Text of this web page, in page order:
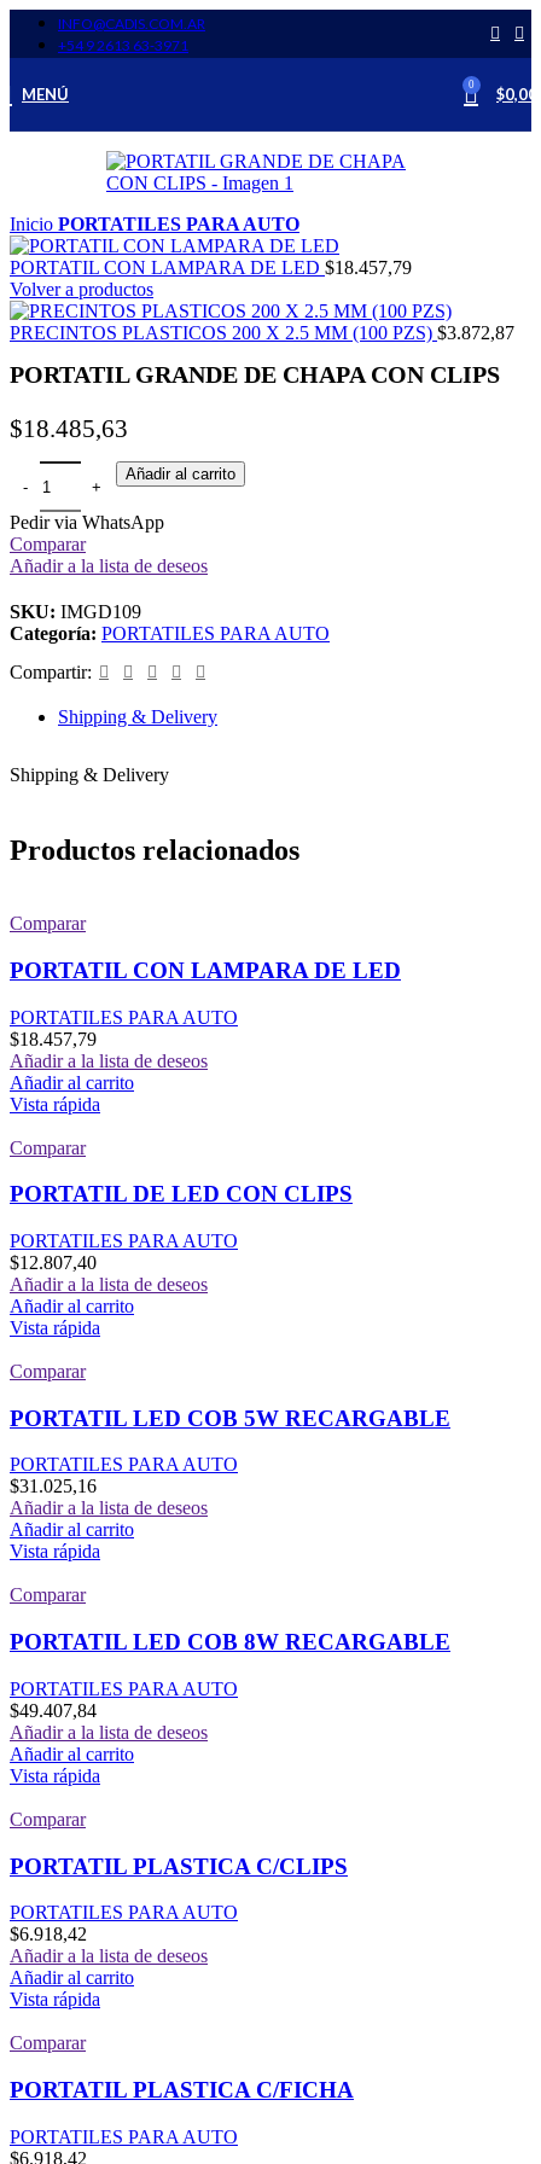
INFO@CADIS.COM.AR
‪+54 9 2613 63‑3971‬
MENÚ 0 $0,00
Inicio PORTATILES PARA AUTO
PORTATIL CON LAMPARA DE LED $18.457,79
Volver a productos
PRECINTOS PLASTICOS 200 X 2.5 MM (100 PZS) $3.872,87
PORTATIL GRANDE DE CHAPA CON CLIPS
$18.485,63
Añadir al carrito
Pedir via WhatsApp
Comparar
Añadir a la lista de deseos
SKU: IMGD109
Categoría: PORTATILES PARA AUTO
Compartir:
Shipping & Delivery
Shipping & Delivery
Productos relacionados
Comparar
PORTATIL CON LAMPARA DE LED
PORTATILES PARA AUTO
$18.457,79
Añadir a la lista de deseos
Añadir al carrito
Vista rápida
Comparar
PORTATIL DE LED CON CLIPS
PORTATILES PARA AUTO
$12.807,40
Añadir a la lista de deseos
Añadir al carrito
Vista rápida
Comparar
PORTATIL LED COB 5W RECARGABLE
PORTATILES PARA AUTO
$31.025,16
Añadir a la lista de deseos
Añadir al carrito
Vista rápida
Comparar
PORTATIL LED COB 8W RECARGABLE
PORTATILES PARA AUTO
$49.407,84
Añadir a la lista de deseos
Añadir al carrito
Vista rápida
Comparar
PORTATIL PLASTICA C/CLIPS
PORTATILES PARA AUTO
$6.918,42
Añadir a la lista de deseos
Añadir al carrito
Vista rápida
Comparar
PORTATIL PLASTICA C/FICHA
PORTATILES PARA AUTO
$6.918,42